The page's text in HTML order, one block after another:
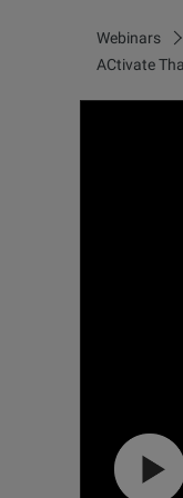
Webinars